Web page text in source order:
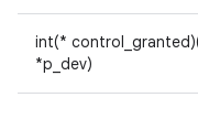
int(*
*p_dev)